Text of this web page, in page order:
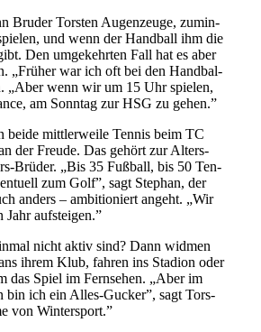
Bru­der Tors­ten Au­gen­zeu­ge, zu­min­
und wenn der Hand­ball ihm die
Den um­ge­kehr­ten Fall hat es aber
„Frü­her war ich oft bei den Hand­bal­
„Aber wenn wir um 15 Uhr spie­len,
am Sonn­tag zur HSG zu ge­hen.”
bei­de mitt­ler­wei­le Ten­nis beim TC
der Freu­de. Das ge­hört zur Al­ters­
Brü­der. „Bis 35 Fuß­ball, bis 50 Ten­
zum Golf”, sagt Ste­phan, der
an­ders – am­bi­tio­niert an­geht. „Wir
Jahr auf­stei­gen.”
nicht ak­tiv sind? Dann wid­men
ih­rem Klub, fah­ren ins Sta­di­on oder
das Spiel im Fern­se­hen. „Aber im
bin ich ein Al­les-Gu­cker”, sagt Tors­
von Win­ter­sport.”